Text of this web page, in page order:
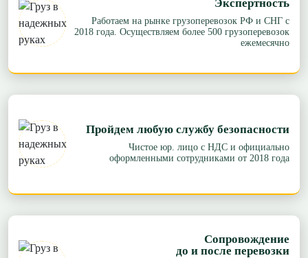
Экспертность
Работаем на рынке грузоперевозок РФ и СНГ с
2018 года. Осуществляем более 500 грузоперевозок
ежемесячно
Пройдем любую службу безопасности
Чистое юр. лицо с НДС и официально
оформленными сотрудниками от 2018 года
Сопровождение
до и после перевозки